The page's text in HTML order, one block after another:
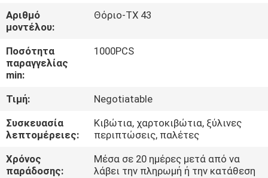
ΠΟΙΟΤΙΚΌΣ
ΈΛΕΓΧΟΣ
ΜΑΣ
ΕΛΆΤΕ
ΣΕ
ΕΠΑΦΉ
ΜΕ
Αριθμό
μοντέλου:
Θόριο-TX 43
Ποσότητα
παραγγελίας
min:
1000PCS
Τιμή:
Negotiatable
Συσκευασία
λεπτομέρειες:
Κιβώτια, χαρτοκιβώτια, ξύλινες
περιπτώσεις, παλέτες
Χρόνος
παράδοσης:
Μέσα σε 20 ημέρες μετά από να
λάβει την πληρωμή ή την κατάθεση